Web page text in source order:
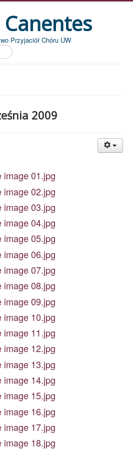
Przyjaciół Chóru UW
2009